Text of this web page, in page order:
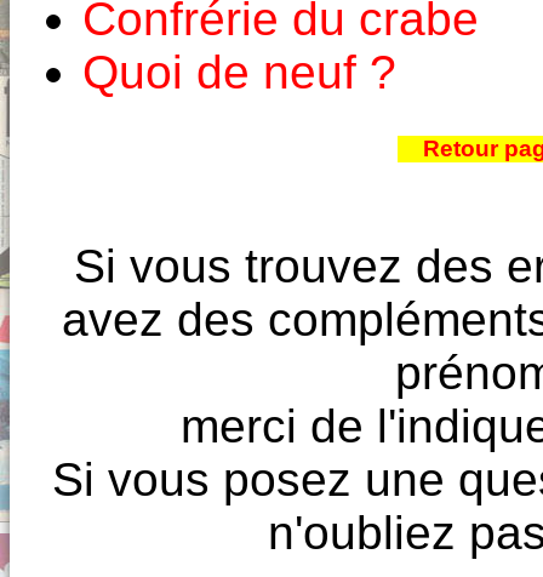
Confrérie du crabe
Quoi de neuf ?
Retour
Si vous trouvez des
avez des
merci de
Si vous posez une
n'oubliez